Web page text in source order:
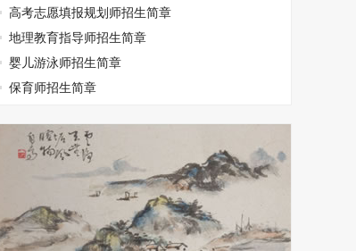
高考志愿填报规划师招生简章
地理教育指导师招生简章
婴儿游泳师招生简章
保育师招生简章